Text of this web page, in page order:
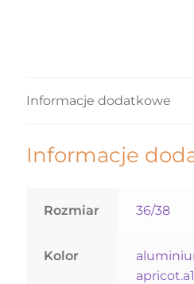
Informacje dodatkowe
Informacje
Rozmiar 36/38
Kolor